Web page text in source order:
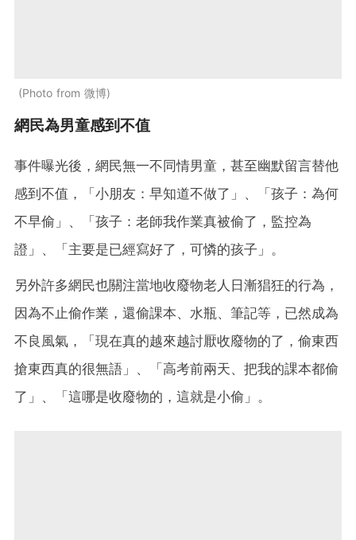
Photo from 微博
網民為男童感到不值
事件曝光後，網民無一不同情男童，甚至幽默留言替他
感到不值，「小朋友：早知道不做了」、「孩子：為何
不早偷」、「孩子：老師我作業真被偷了，監控為
證」、「主要是已經寫好了，可憐的孩子」。
另外許多網民也關注當地收廢物老人日漸猖狂的行為，
因為不止偷作業，還偷課本、水瓶、筆記等，已然成為
不良風氣，「現在真的越來越討厭收廢物的了，偷東西
搶東西真的很無語」、「高考前兩天、把我的課本都偷
了」、「這哪是收廢物的，這就是小偷」。